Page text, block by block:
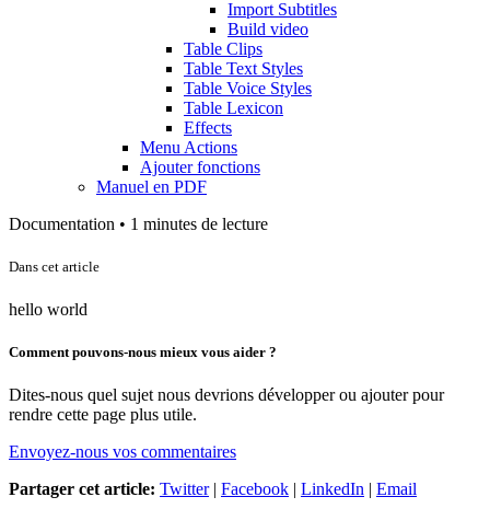
Import Subtitles
Build video
Table Clips
Table Text Styles
Table Voice Styles
Table Lexicon
Effects
Menu Actions
Ajouter fonctions
Manuel en PDF
Documentation • 1 minutes de lecture
Dans cet article
hello world
Comment pouvons-nous mieux vous aider ?
Dites-nous quel sujet nous devrions développer ou ajouter pour
rendre cette page plus utile.
Envoyez-nous vos commentaires
Partager cet article: Twitter| Facebook | LinkedIn | Email